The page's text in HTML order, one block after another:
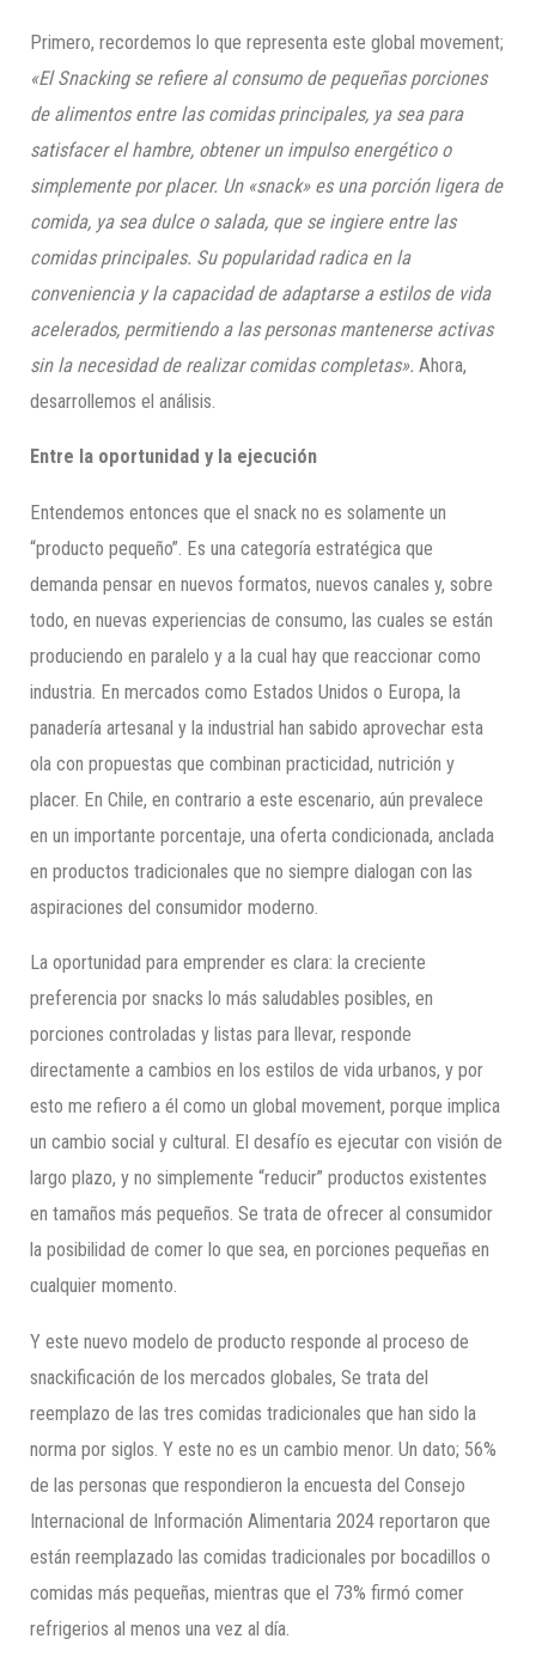
Primero, recordemos lo que representa este global movement;
«El Snacking se refiere al consumo de pequeñas porciones
de alimentos entre las comidas principales, ya sea para
satisfacer el hambre, obtener un impulso energético o
simplemente por placer. Un «snack» es una porción ligera de
comida, ya sea dulce o salada, que se ingiere entre las
comidas principales. Su popularidad radica en la
conveniencia y la capacidad de adaptarse a estilos de vida
acelerados, permitiendo a las personas mantenerse activas
sin la necesidad de realizar comidas completas».Ahora,
desarrollemos el análisis.
Entre la oportunidad y la ejecución
Entendemos entonces que el snack no es solamente un
“producto pequeño”. Es una categoría estratégica que
demanda pensar en nuevos formatos, nuevos canales y, sobre
todo, en nuevas experiencias de consumo, las cuales se están
produciendo en paralelo y a la cual hay que reaccionar como
industria. En mercados como Estados Unidos o Europa, la
panadería artesanal y la industrial han sabido aprovechar esta
ola con propuestas que combinan practicidad, nutrición y
placer. En Chile, en contrario a este escenario, aún prevalece
en un importante porcentaje, una oferta condicionada, anclada
en productos tradicionales que no siempre dialogan con las
aspiraciones del consumidor moderno.
La oportunidad para emprender es clara: la creciente
preferencia por snacks lo más saludables posibles, en
porciones controladas y listas para llevar, responde
directamente a cambios en los estilos de vida urbanos, y por
esto me refiero a él como un global movement, porque implica
un cambio social y cultural. El desafío es ejecutar con visión de
largo plazo, y no simplemente “reducir” productos existentes
en tamaños más pequeños. Se trata de ofrecer al consumidor
la posibilidad de comer lo que sea, en porciones pequeñas en
cualquier momento.
Y este nuevo modelo de producto responde al proceso de
snackificación de los mercados globales, Se trata del
reemplazo de las tres comidas tradicionales que han sido la
norma por siglos. Y este no es un cambio menor. Un dato; 56%
de las personas que respondieron la encuesta del Consejo
Internacional de Información Alimentaria 2024 reportaron que
están reemplazado las comidas tradicionales por bocadillos o
comidas más pequeñas, mientras que el 73% firmó comer
refrigerios al menos una vez al día.